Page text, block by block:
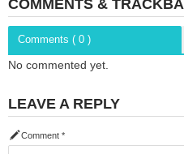
COMMENTS &
Comments ( 0 )
No commented yet.
LEAVE A REPLY
Comment *